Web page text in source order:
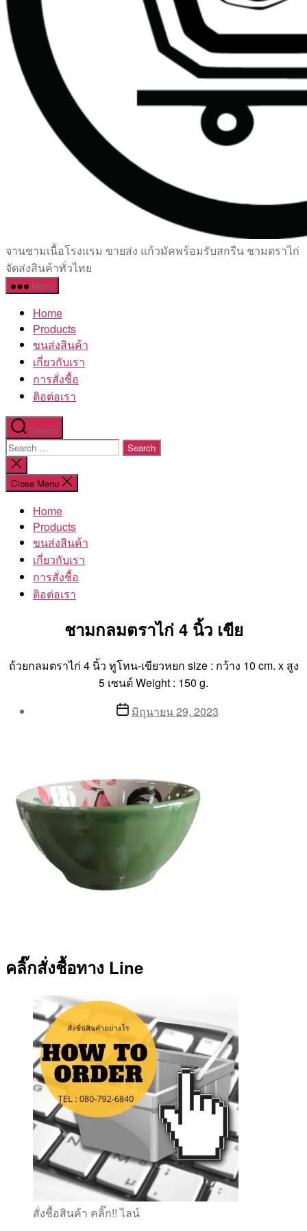
เซรามิค
ครบ
ครัน
โรงงาน
จานชามเนื้อโรงแรม ขายส่ง แก้วมัคพร้อมรับสกรีน ชามตราไก่
จัดส่งสินค้าทั่วไทย
Menu
Home
Products
ขนส่งสินค้า
เกี่ยวกับเรา
การสั่งชื้อ
ติอต่อเรา
Search
Search
for:
Close
search
Close Menu
Home
Products
ขนส่งสินค้า
เกี่ยวกับเรา
การสั่งชื้อ
ติอต่อเรา
ชามกลมตราไก่ 4 นิ้ว เขีย
ถ้วยกลมตราไก่ 4 นิ้ว ทูโทน-เขียวหยก size : กว้าง 10 cm. x สูง
5 เซนต์ Weight : 150 g.
Postมิถุนายน 29, 2023
คลิ๊กสั่งชื้อทาง Line
สั่งชื้อสินค้า คลิ๊ก!! ไลน์